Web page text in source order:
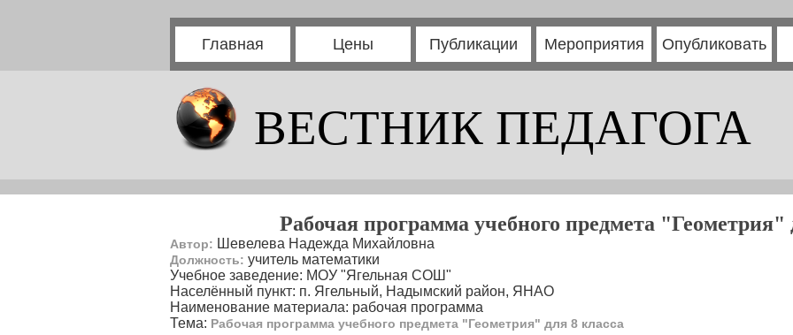
Главная Цены Публикации Мероприятия Опубликовать
ВЕСТНИК ПЕДАГОГА
Рабочая программа учебного предмета "Геометрия"
Автор: Шевелева Надежда Михайловна
Должность: учитель математики
Учебное заведение: МОУ "Ягельная СОШ"
Населённый пункт: п. Ягельный, Надымский район, ЯНАО
Наименование материала: рабочая программа
Тема: Рабочая программа учебного предмета "Геометрия" для 8 класса